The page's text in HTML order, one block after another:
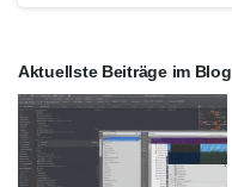
Aktuellste Beiträge im Blog